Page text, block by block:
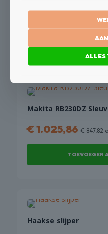
TOEVOEGEN
Makita RB230DZ
€1.025,86 € 847,82
TOEVOEGEN
Haakse slijper
ALLES